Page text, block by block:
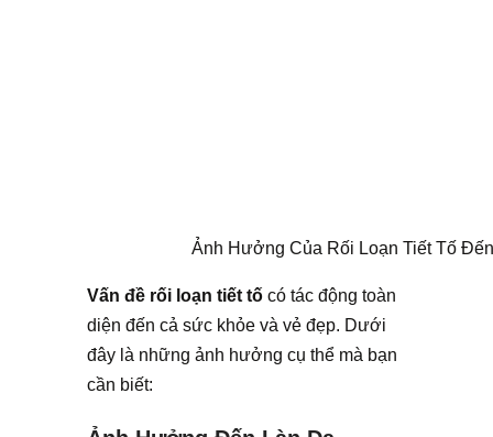
Ảnh Hưởng Của Rối Loạn Tiết Tố
Vấn đề rối loạn tiết tố có tác động toàn
diện đến cả sức khỏe và vẻ đẹp. Dưới
đây là những ảnh hưởng cụ thể mà bạn
cần biết: